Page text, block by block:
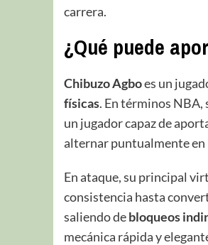
carrera.
¿Qué puede
Chibuzo Agboes un
físicas. En términos NBA,
un jugador capaz de
alternar puntualmente en
En ataque, su principal
consistencia hasta
saliendo debloqueos
mecánica rápida y